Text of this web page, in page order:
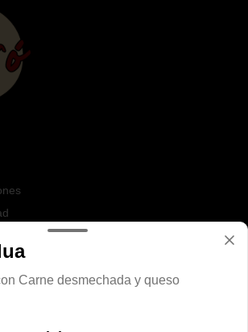
Carne desmechada y queso